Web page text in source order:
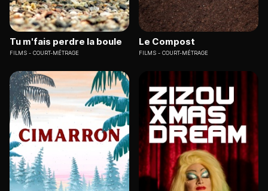
Tu m'fais perdre la boule
FILMS COURT-MÉTRAGE
Le Compost
FILMS COURT-MÉTRAGE